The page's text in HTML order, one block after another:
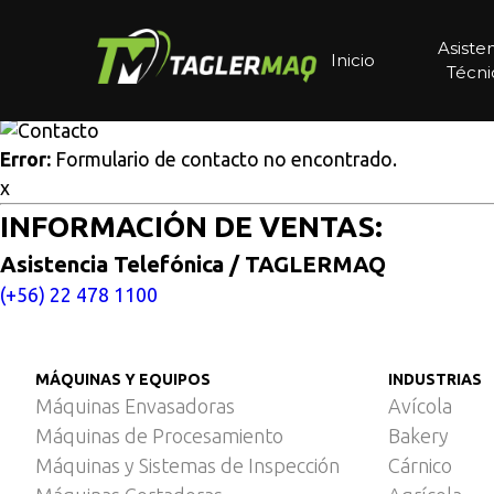
Inicio
Horno de cocción y
Error: Formulario de contacto no encontrado.
x
INFORMACIÓN DE VENTAS:
Asistencia Telefónica / TAGLERMAQ
(+56) 22 478 1100
MÁQUINAS Y EQUIPOS
Máquinas Envasadoras
Máquinas de Procesamiento
Máquinas y Sistemas de Inspección
INDUSTRIAS
Avícola
Bakery
Cárnico